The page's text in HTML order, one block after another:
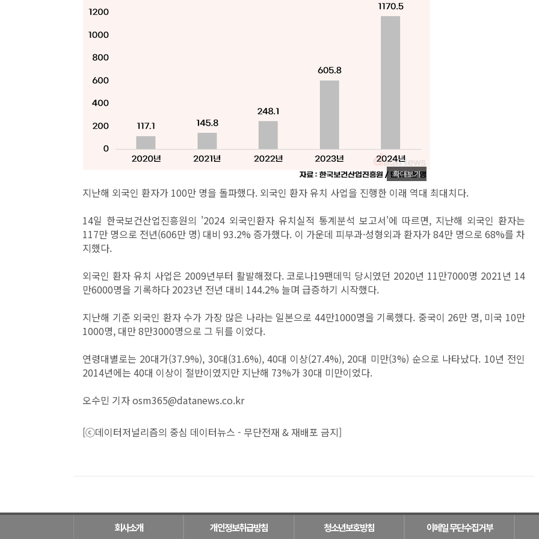
확대보기
지난해 외국인 환자가 100만 명을 돌파했다. 외국인 환자 유치 사업을 진행한 이래 역대 최대치다.
14일 한국보건산업진흥원의 '2024 외국인환자 유치실적 통계분석 보고서'에 따르면, 지난해 외국인 환자는
117만 명으로 전년(606만 명) 대비 93.2% 증가했다. 이 가운데 피부과·성형외과 환자가 84만 명으로 68%를 차
지했다.
외국인 환자 유치 사업은 2009년부터 활발해졌다. 코로나19팬데믹 당시였던 2020년 11만7000명 2021년 14
만6000명을 기록하다 2023년 전년 대비 144.2% 늘며 급증하기 시작했다.
지난해 기준 외국인 환자 수가 가장 많은 나라는 일본으로 44만1000명을 기록했다. 중국이 26만 명, 미국 10만
1000명, 대만 8만3000명으로 그 뒤를 이었다.
연령대별로는 20대가(37.9%), 30대(31.6%), 40대 이상(27.4%), 20대 미만(3%) 순으로 나타났다. 10년 전인
2014년에는 40대 이상이 절반이였지만 지난해 73%가 30대 미만이었다.
오수민 기자 osm365@datanews.co.kr
[ⓒ데이터저널리즘의 중심 데이터뉴스 - 무단전재 & 재배포 금지]
회사소개 개인정보취급방침 청소년보호방침 이메일 무단수집거부